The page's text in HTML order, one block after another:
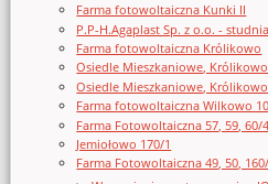
Farma fotowoltaiczna Kunki II
P.P-H.Agaplast Sp. z o.o. -
Farma fotowoltaiczna Królikowo
Osiedle Mieszkaniowe,
Osiedle Mieszkaniowe,
Farma fotowoltaiczna Wilkowo
Farma Fotowoltaiczna 57, 59,
Jemiołowo 170/1
Farma Fotowoltaiczna 49, 50,